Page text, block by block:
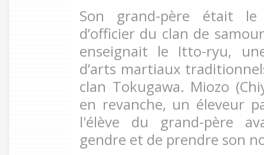
Son grand-père était le
d’officier du clan de
enseignait le Itto-ryu,
d’arts martiaux
clan Tokugawa. Miozo
en revanche, un éleveur
l'élève du grand-père
gendre et de prendre son